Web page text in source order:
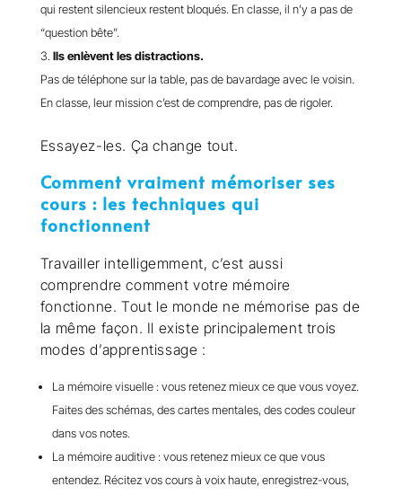
qui restent silencieux restent bloqués. En classe, il n’y a pas de
“question bête”.
Ils enlèvent les distractions.
Pas de téléphone sur la table, pas de bavardage avec le voisin.
En classe, leur mission c’est de comprendre, pas de rigoler.
Essayez-les. Ça change tout.
Comment vraiment mémoriser ses
cours : les techniques qui
fonctionnent
Travailler intelligemment, c’est aussi
comprendre comment votre mémoire
fonctionne. Tout le monde ne mémorise pas de
la même façon. Il existe principalement trois
modes d’apprentissage :
La mémoire visuelle : vous retenez mieux ce que vous voyez.
Faites des schémas, des cartes mentales, des codes couleur
dans vos notes.
La mémoire auditive : vous retenez mieux ce que vous
entendez. Récitez vos cours à voix haute, enregistrez-vous,